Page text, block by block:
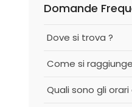
Domande
Dove si trova ?
Come si
Quali sono gli